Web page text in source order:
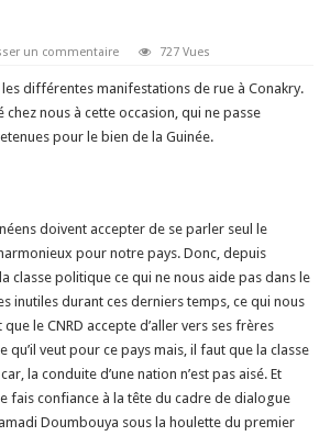
un commentaire 727 Vues
différentes manifestations de rue à Conakry.
nous à cette occasion, qui ne passe
pour le bien de la Guinée.
doivent accepter de se parler seul le
pour notre pays. Donc, depuis
classe politique ce qui ne nous aide pas dans le
inutiles durant ces derniers temps, ce qui nous
le CNRD accepte d’aller vers ses frères
veut pour ce pays mais, il faut que la classe
la conduite d’une nation n’est pas aisé. Et
fais confiance à la tête du cadre de dialogue
Doumbouya sous la houlette du premier